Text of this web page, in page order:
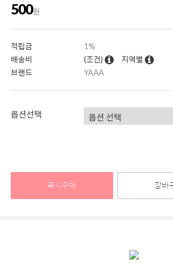
500원
적립금
1%
배송비
(조건)
지역별
브랜드
YAAA
옵션선택
즉시구매 장바